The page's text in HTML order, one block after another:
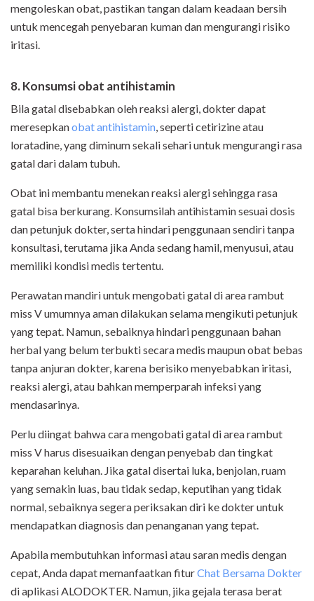
mengoleskan obat, pastikan tangan dalam keadaan bersih
untuk mencegah penyebaran kuman dan mengurangi risiko
iritasi.
8. Konsumsi obat antihistamin
Bila gatal disebabkan oleh reaksi alergi, dokter dapat
meresepkanobat antihistamin , seperti cetirizine atau
loratadine, yang diminum sekali sehari untuk mengurangi rasa
gatal dari dalam tubuh.
Obat ini membantu menekan reaksi alergi sehingga rasa
gatal bisa berkurang. Konsumsilah antihistamin sesuai dosis
dan petunjuk dokter, serta hindari penggunaan sendiri tanpa
konsultasi, terutama jika Anda sedang hamil, menyusui, atau
memiliki kondisi medis tertentu.
Perawatan mandiri untuk mengobati gatal di area rambut
miss V umumnya aman dilakukan selama mengikuti petunjuk
yang tepat. Namun, sebaiknya hindari penggunaan bahan
herbal yang belum terbukti secara medis maupun obat bebas
tanpa anjuran dokter, karena berisiko menyebabkan iritasi,
reaksi alergi, atau bahkan memperparah infeksi yang
mendasarinya.
Perlu diingat bahwa cara mengobati gatal di area rambut
miss V harus disesuaikan dengan penyebab dan tingkat
keparahan keluhan. Jika gatal disertai luka, benjolan, ruam
yang semakin luas, bau tidak sedap, keputihan yang tidak
normal, sebaiknya segera periksakan diri ke dokter untuk
mendapatkan diagnosis dan penanganan yang tepat.
Apabila membutuhkan informasi atau saran medis dengan
cepat, Anda dapat memanfaatkan fiturChat Bersama Dokter
di aplikasi ALODOKTER. Namun, jika gejala terasa berat